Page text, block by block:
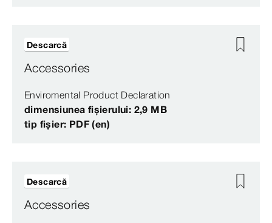
Accessories
Enviromental Product Declaration
dimensiunea fișierului: 2,9 MB
tip fișier: PDF (en)
Descarcă
Accessories
Descarcă